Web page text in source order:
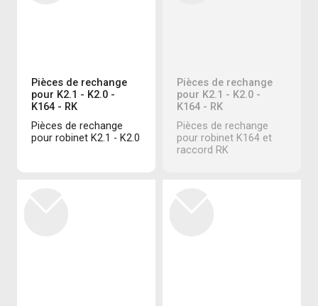
Pièces de rechange
pour K2.1 - K2.0 -
K164 - RK
Pièces de rechange
pour robinet K2.1 - K2.0
Pièces de rechange
pour K2.1 - K2.0 -
K164 - RK
Pièces de rechange
pour robinet K164 et
raccord RK